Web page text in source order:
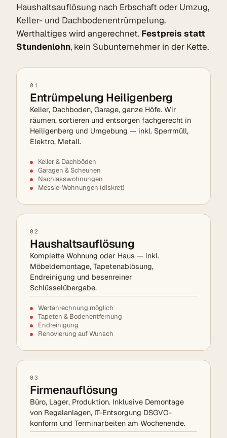
Haushaltsauflösung nach Erbschaft oder Umzug,
Keller- und Dachbodenentrümpelung.
Werthaltiges wird angerechnet. Festpreis statt
Stundenlohn, kein Subunternehmer in der Kette.
01
Entrümpelung Heiligenberg
Keller, Dachboden, Garage, ganze Höfe. Wir
räumen, sortieren und entsorgen fachgerecht in
Heiligenberg und Umgebung — inkl. Sperrmüll,
Elektro, Metall.
Keller & Dachböden
Garagen & Scheunen
Nachlasswohnungen
Messie-Wohnungen (diskret)
02
Haushaltsauflösung
Komplette Wohnung oder Haus — inkl.
Möbeldemontage, Tapetenablösung,
Endreinigung und besenreiner
Schlüsselübergabe.
Wertanrechnung möglich
Tapeten & Bodenentfernung
Endreinigung
Renovierung auf Wunsch
03
Firmenauflösung
Büro, Lager, Produktion. Inklusive Demontage
von Regalanlagen, IT-Entsorgung DSGVO-
konform und Terminarbeiten am Wochenende.